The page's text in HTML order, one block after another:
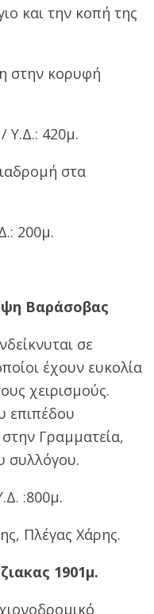
και την κοπή της
στην κορυφή
Υ.Δ.: 420μ.
στα
200μ.
Βαράσοβας
σε
έχουν ευκολία
χειρισμούς.
επιπέδου
Γραμματεία,
συλλόγου.
:800μ.
Πλέγας Χάρης.
1901μ.